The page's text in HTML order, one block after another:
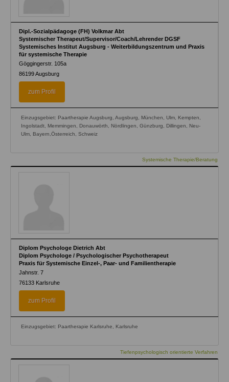
Dipl.-Sozialpädagoge (FH) Volkmar Abt
Systemischer Therapeut/Supervisor/Coach/Lehrender DGSF
Systemisches Institut Augsburg - Weiterbildungszentrum und Praxis
für systemische Therapie
Göggingerstr. 105a
86199Augsburg
zum Profil
Einzugsgebiet: Paartherapie Augsburg, Augsburg, München, Ulm, Kempten,
Ingolstadt, Memmingen, Donauwörth, Nördlingen, Günzburg, Dillingen, Neu-
Ulm, Bayern,Österreich, Schweiz
Systemische Therapie/Beratung
Diplom Psychologe Dietrich Abt
Diplom Psychologe / Psychologischer Psychotherapeut
Praxis für Systemische Einzel-, Paar- und Familientherapie
Jahnstr. 7
76133 Karlsruhe
zum Profil
Einzugsgebiet: Paartherapie Karlsruhe, Karlsruhe
Tiefenpsychologisch orientierte Verfahren